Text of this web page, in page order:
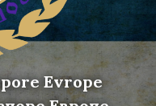
Evrope